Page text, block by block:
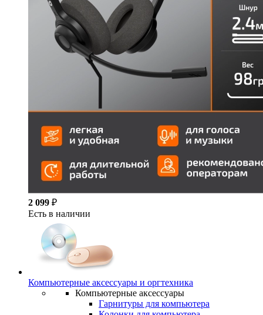
2 099 ₽
Есть в наличии
Компьютерные аксессуары и оргтехника
Компьютерные аксессуары
Гарнитуры для компьютера